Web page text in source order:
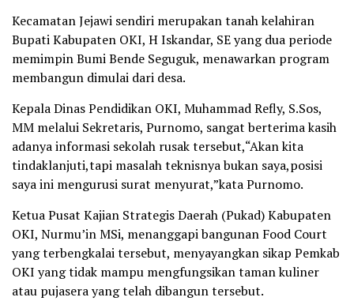
Kecamatan Jejawi sendiri merupakan tanah kelahiran
Bupati Kabupaten OKI, H Iskandar, SE yang dua periode
memimpin Bumi Bende Seguguk, menawarkan program
membangun dimulai dari desa.
Kepala Dinas Pendidikan OKI, Muhammad Refly, S.Sos,
MM melalui Sekretaris, Purnomo, sangat berterima kasih
adanya informasi sekolah rusak tersebut,“Akan kita
tindaklanjuti,tapi masalah teknisnya bukan saya,posisi
saya ini mengurusi surat menyurat,”kata Purnomo.
Ketua Pusat Kajian Strategis Daerah (Pukad) Kabupaten
OKI, Nurmu’in MSi, menanggapi bangunan Food Court
yang terbengkalai tersebut, menyayangkan sikap Pemkab
OKI yang tidak mampu mengfungsikan taman kuliner
atau pujasera yang telah dibangun tersebut.